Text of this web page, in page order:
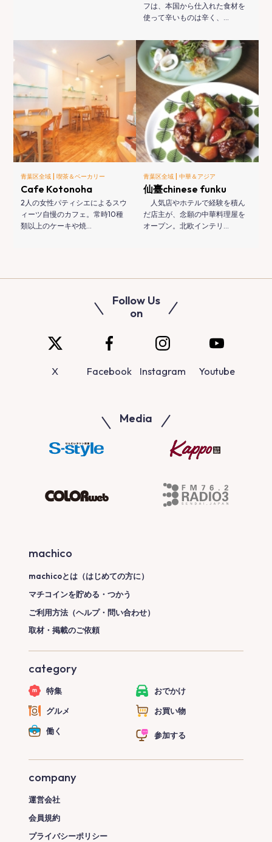
フは、本国から仕入れた食材を
使って辛いものは辛く、…
青葉区全域 |喫茶＆ベーカリー
Cafe Kotonoha
2人の女性パティシエによるスウ
ィーツ自慢のカフェ。常時10種
類以上のケーキや焼…
青葉区全域 | 中華＆アジア
仙臺chinese funku
人気店やホテルで経験を積ん
だ店主が、念願の中華料理屋を
オープン。北欧インテリ…
Follow Us
on
X Facebook Instagram Youtube
Media
machico
machicoとは（はじめての方に）
マチコインを貯める・つかう
ご利用方法（ヘルプ・問い合わせ）
取材・掲載のご依頼
category
特集 おでかけ
グルメ お買い物
働く 参加する
company
運営会社
会員規約
プライバシーポリシー